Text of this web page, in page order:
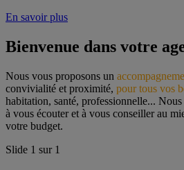
En savoir plus
Bienvenue dans votre
Nous vous proposons un
convivialité et proximité, pour tous vos
habitation, santé, professionnelle...
à vous écouter et à vous conseiller au
votre budget.
Slide 1 sur 1